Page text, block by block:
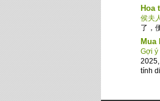
Hoa
侯夫
了，
Mua
Gợi ý
tính